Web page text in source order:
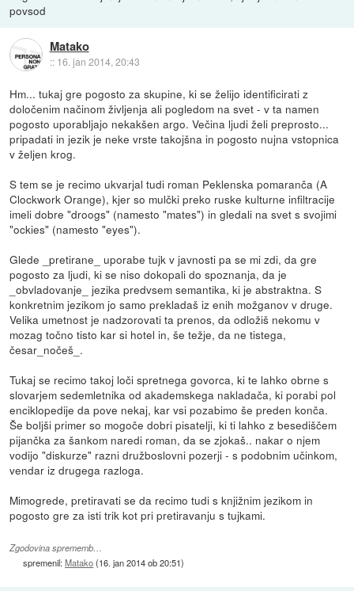
povsod
Matako
:: 16. jan 2014, 20:43
Hm... tukaj gre pogosto za skupine, ki se želijo identificirati z
določenim načinom življenja ali pogledom na svet - v ta namen
pogosto uporabljajo nekakšen argo. Večina ljudi želi preprosto...
pripadati in jezik je neke vrste takojšna in pogosto nujna vstopnica
v željen krog.
S tem se je recimo ukvarjal tudi roman Peklenska pomaranča (A
Clockwork Orange), kjer so mulčki preko ruske kulturne infiltracije
imeli dobre "droogs" (namesto "mates") in gledali na svet s svojimi
"ockies" (namesto "eyes").
Glede _pretirane_ uporabe tujk v javnosti pa se mi zdi, da gre
pogosto za ljudi, ki se niso dokopali do spoznanja, da je
_obvladovanje_ jezika predvsem semantika, ki je abstraktna. S
konkretnim jezikom jo samo prekladaš iz enih možganov v druge.
Velika umetnost je nadzorovati ta prenos, da odložiš nekomu v
mozag točno tisto kar si hotel in, še težje, da ne tistega,
česar_nočeš_.
Tukaj se recimo takoj loči spretnega govorca, ki te lahko obrne s
slovarjem sedemletnika od akademskega nakladača, ki porabi pol
enciklopedije da pove nekaj, kar vsi pozabimo še preden konča.
Še boljši primer so mogoče dobri pisatelji, ki ti lahko z besediščem
pijančka za šankom naredi roman, da se zjokaš.. nakar o njem
vodijo "diskurze" razni družboslovni pozerji - s podobnim učinkom,
vendar iz drugega razloga.
Mimogrede, pretiravati se da recimo tudi s knjižnim jezikom in
pogosto gre za isti trik kot pri pretiravanju s tujkami.
Zgodovina sprememb…
spremenil:Matako(16. jan 2014 ob 20:51)